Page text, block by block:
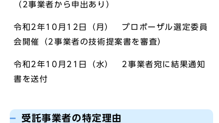
（2事業者から申出あり）
令和2年10月12日（月） プロポーザル選定委員
会開催（2事業者の技術提案書を審査）
令和2年10月21日（水） 2事業者宛に結果通知
書を送付
受託事業者の特定理由